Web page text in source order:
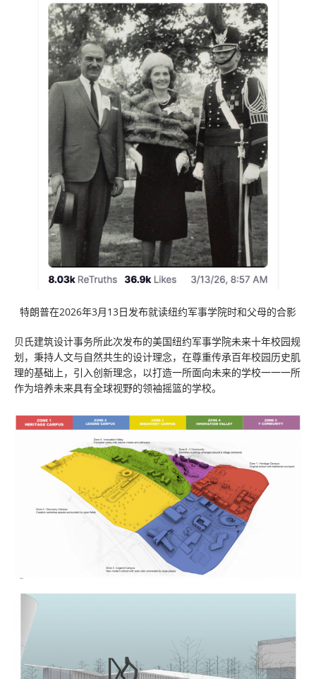
特朗普在2026年3月13日发布就读纽约军事学院时和父母的合影
贝氏建筑设计事务所此次发布的美国纽约军事学院未来十年校园规
划，秉持人文与自然共生的设计理念，在尊重传承百年校园历史肌
理的基础上，引入创新理念，以打造一所面向未来的学校一一一所
作为培养未来具有全球视野的领袖摇篮的学校。